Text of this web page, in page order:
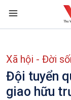
Nhảy đến nội dung
Xã hội - Đời
Đội tuyển
giao hữu